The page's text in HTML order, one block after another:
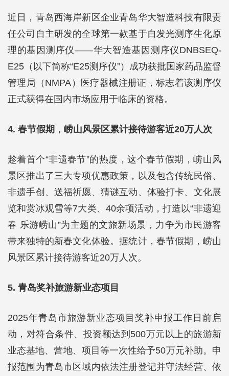
近日，青岛西海岸新区企业青岛华大智造科技有限责
任公司自主研发的全球第一款基于自发光测序生化原
理的基因测序仪——华大智造基因测序仪DNBSEQ-
E25（以下简称“E25测序仪”）成功获批国家药品监督
管理局（NMPA）医疗器械注册证，标志着该测序仪
正式获得在国内市场应用于临床的资格。
4. 春节假期，崂山风景区累计接待游客近20万人次
趁着首个“非遗春节”的热度，这个春节假期，崂山风
景区推出了三大专项优惠政策，以及包含传统民俗、
非遗手创、送福祈愿、猜谜互动、体验打卡、文化展
览和赏冰观雪等7大类、40余项活动，打造以“非遗迎
春 乐游崂山”为主题的文旅新场景，力争为市民游客
带来独特的新春文化体验。据统计，春节假期，崂山
风景区累计接待游客近20万人次。
5. 青岛奖补旅游新业态项目
2025年青岛市旅游新业态项目奖补申报工作日前启
动，对符合条件、投资额达到500万元以上的旅游新
业态基地、营地、项目等一次性给予50万元补助。申
报范围为青岛市区域内依法注册登记并守法经营、依